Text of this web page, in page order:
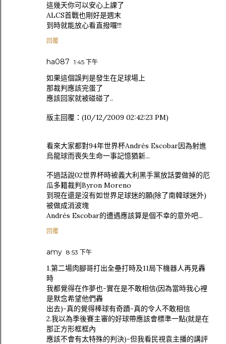
這幾天你可以安心上課了
ALCS首戰也剛好是週末
到時就能放心看直撥囉!!!
回覆
ha087 1:45 下午
如果這個誤判是發生在足球場上
那裁判應該完蛋了
應該回家就被碰碰了..
版主回覆：(10/12/2009 02:42:23 PM)
看來大家都對94年世界杯Andrés Escobar因為射進
烏龍球而喪失生命一事記憶猶新...
不過話說02世界杯時被義大利黑手黨放話要做掉的厄
瓜多籍裁判Byron Moreno
到現在還是沒有如世界足球迷的願(除了南韓球迷外)
被做成消波塊
Andrés Escobar的遭遇應該算是個不幸的意外吧...
回覆
amy 8:53 下午
1.第二場肉腳哥打出全壘打時及11局下機器人再見轟
時
我都覺得在作夢也-實在是不敢相信(因為當時我心裡
是默念希望他們轟
出去)-真的覺得棒球有奇蹟-真的令人不敢相信
2.我以為季後賽主審的好球帶應該會標準一點(就是在
那正方形框框內
應該不會有太特殊的判決)-但我看民視袁主播的講評